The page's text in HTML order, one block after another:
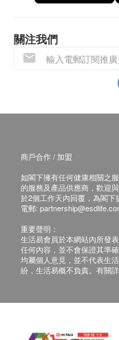
谷草轉氨酵素
腎功能
血肌酸酐
游離甲狀腺素
血液檢查
血色素
紅血球平均血紅
紅血球平均血紅
紅血球沉降率
諮詢有認可資格
health.ESDlife
有關此服務/產
產品而引致的
網購
查詢，須向提
關注我們
商戶合作 / 加盟
如閣下擁有任何健康相關之
的服務及產品供應商，歡迎
於2個工作天內回覆，為閣下
電郵:
重要聲明：
生活易會員於本網站內所發
任何內容，並不會保證其準
均屬個人意見，並不代表生
紛，生活易概不負責。有關